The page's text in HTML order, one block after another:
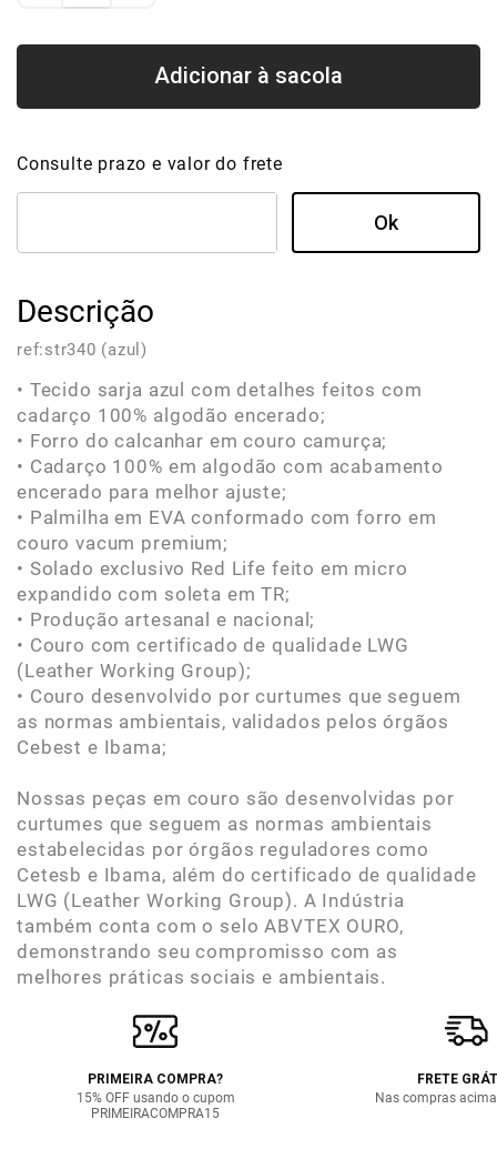
Consulte prazo e valor do frete
Descrição
ref:str340 (azul)
• Tecido sarja azul com detalhes feitos com
cadarço 100% algodão encerado;
• Forro do calcanhar em couro camurça;
• Cadarço 100% em algodão com acabamento
encerado para melhor ajuste;
• Palmilha em EVA conformado com forro em
couro vacum premium;
• Solado exclusivo Red Life feito em micro
expandido com soleta em TR;
• Produção artesanal e nacional;
• Couro com certificado de qualidade LWG
(Leather Working Group);
• Couro desenvolvido por curtumes que seguem
as normas ambientais, validados pelos órgãos
Cebest e Ibama;
Nossas peças em couro são desenvolvidas por
curtumes que seguem as normas ambientais
estabelecidas por órgãos reguladores como
Cetesb e Ibama, além do certificado de qualidade
LWG (Leather Working Group). A Indústria
também conta com o selo ABVTEX OURO,
demonstrando seu compromisso com as
melhores práticas sociais e ambientais.
PRIMEIRA COMPRA?
15% OFF usando o cupom
PRIMEIRACOMPRA15
FRETE
Nas compras